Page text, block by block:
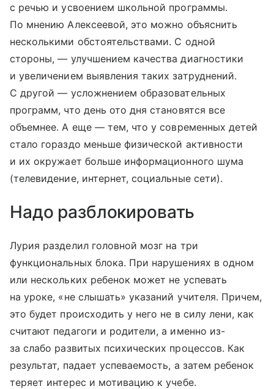
с речью и усвоением школьной программы.
По мнению Алексеевой, это можно объяснить
несколькими обстоятельствами. С одной
стороны, — улучшением качества диагностики
и увеличением выявления таких затруднений.
С другой — усложнением образовательных
программ, что день ото дня становятся все
объемнее. А еще — тем, что у современных детей
стало гораздо меньше физической активности
и их окружает больше информационного шума
(телевидение, интернет, социальные сети).
Надо разблокировать
Лурия разделил головной мозг на три
функциональных блока. При нарушениях в одном
или нескольких ребенок может не успевать
на уроке, «не слышать» указаний учителя. Причем,
это будет происходить у него не в силу лени, как
считают педагоги и родители, а именно из-
за слабо развитых психических процессов. Как
результат, падает успеваемость, а затем ребенок
теряет интерес и мотивацию к учебе.